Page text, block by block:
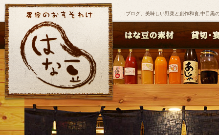
ブログ。美味しい野菜と創作和食,中目黒